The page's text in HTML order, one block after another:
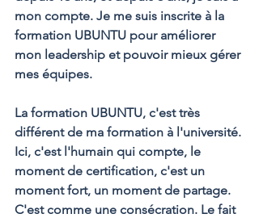
mon compte. Je me suis inscrite à la
formation UBUNTU pour améliorer
mon leadership et pouvoir mieux gérer
mes équipes.
La formation UBUNTU, c'est très
différent de ma formation à l'université.
Ici, c'est l'humain qui compte, le
moment de certification, c'est un
moment fort, un moment de partage.
C'est comme une consécration. Le fait